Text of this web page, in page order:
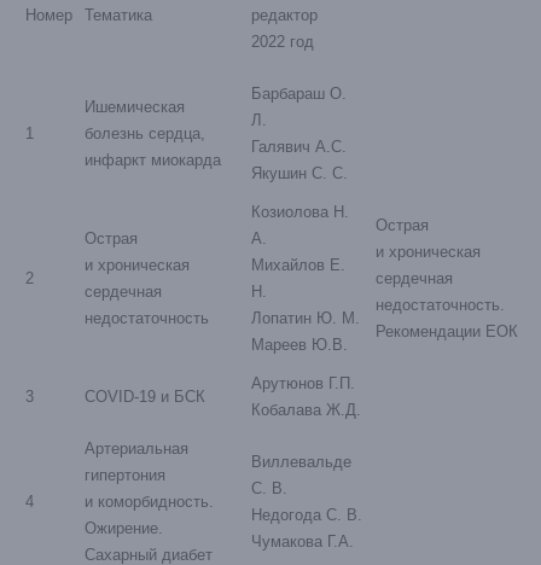
Номер Тематика
редактор
2022 год
1
Ишемическая
болезнь сердца,
инфаркт миокарда
Барбараш О.
Л.
Галявич А.С.
Якушин С. С.
2
Острая
и хроническая
сердечная
недостаточность
Козиолова Н.
А.
Михайлов Е.
Н.
Лопатин Ю. М.
Мареев Ю.В.
Острая
и хроническая
сердечная
недостаточность.
Рекомендации ЕОК
3 COVID-19 и БСК
Арутюнов Г.П.
Кобалава Ж.Д.
4
Артериальная
гипертония
и коморбидность.
Ожирение.
Сахарный диабет
Виллевальде
С. В.
Недогода С. В.
Чумакова Г.А.